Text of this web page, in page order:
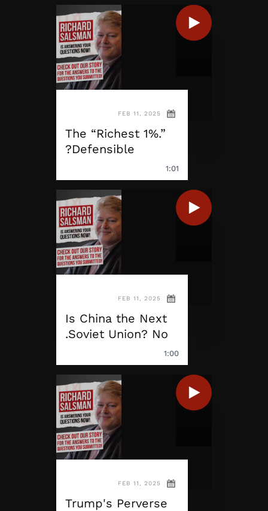
FEB 11, 2025
The “Richest 1%.”
Defensible?
1:01
FEB 11, 2025
Is China the Next
Soviet Union? No.
1:00
FEB 11, 2025
Trump's Perverse